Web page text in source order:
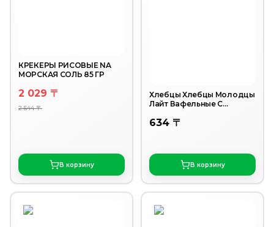
КРЕКЕРЫ РИСОВЫЕ NA
МОРСКАЯ СОЛЬ 85 ГР
2 029 〒
2 544 〒
В корзину
Хлебцы Хлебцы Молодцы
Лайт Вафельные С
косточек 70г
634 〒
В корзину